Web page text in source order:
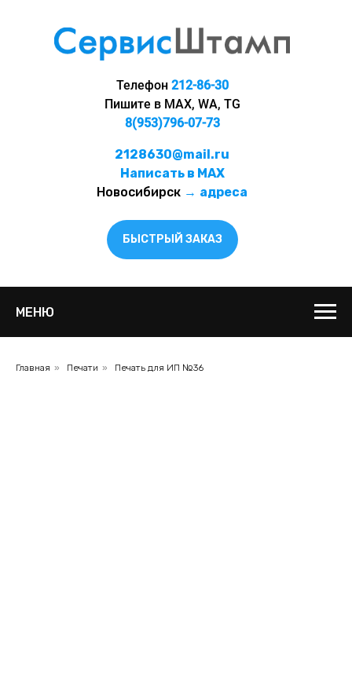
Телефон 212-86-30
Пишите в MAX, WA, TG
8(953)796-07-73
2128630@mail.ru
Написать в MAX
Новосибирск → адреса
БЫСТРЫЙ ЗАКАЗ
МЕНЮ
Главная » Печати » Печать для ИП №36